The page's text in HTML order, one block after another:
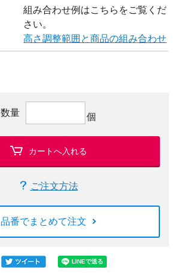
組み合わせ例はこちらをご覧くだ
さい。
高さ調整範囲と商品の組み合わせ
数量 個
カートへ入れる
ご注文方法
品番でまとめて注文